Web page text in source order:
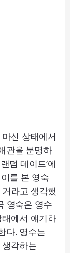
신 상태에서
관을 분명하
덤 데이트’에
를 본 영숙
라고 생각했
영숙은 영수
태에서 얘기하
다. 영수는
생각하는